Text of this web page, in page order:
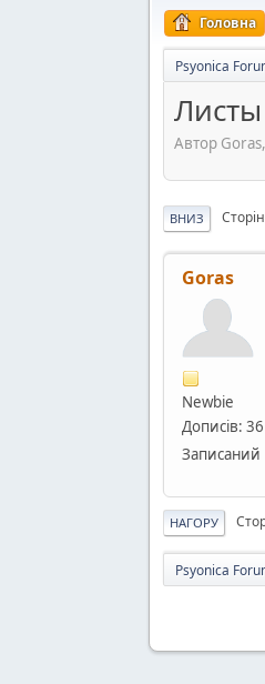
Головна
Psyonica
Автор
ВНИЗ
Goras
Newbie
Дописів: 36
Записаний
НАГОРУ
Psyonica